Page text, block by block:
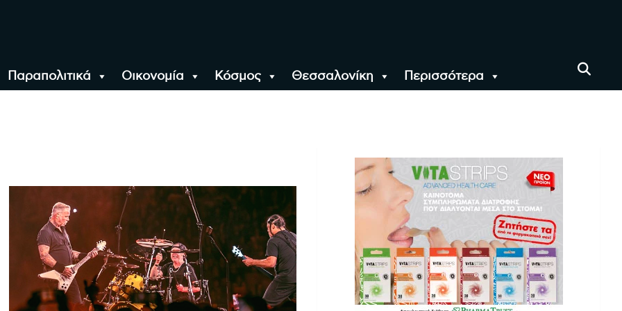
Παραπολιτικά Οικονομία Κόσμος Θεσσαλονίκη Περισσότερα